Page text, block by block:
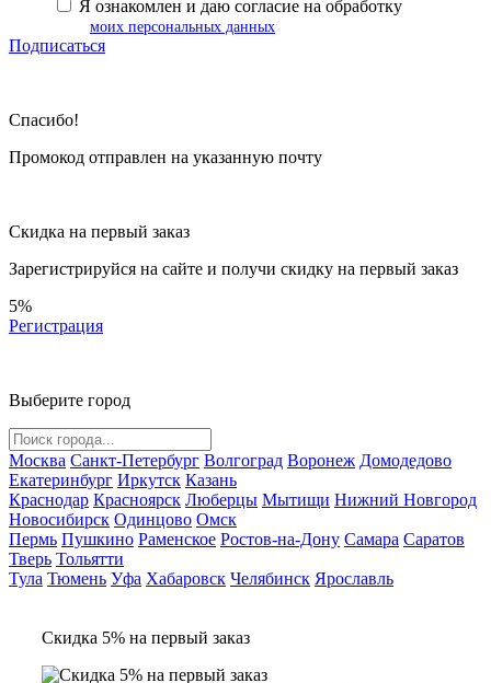
Я ознакомлен и даю согласие на обработку
моих персональных данных
Подписаться
Спасибо!
Промокод отправлен на указанную почту
Скидка на первый заказ
Зарегистрируйся на сайте и получи скидку на первый заказ
5%
Регистрация
Выберите город
Москва Санкт-Петербург Волгоград Воронеж Домодедово
Екатеринбург Иркутск Казань
Краснодар Красноярск Люберцы Мытищи Нижний Новгород
Новосибирск Одинцово Омск
Пермь Пушкино Раменское Ростов-на-Дону Самара Саратов
Тверь Тольятти
Тула Тюмень Уфа Хабаровск Челябинск Ярославль
Скидка 5% на первый заказ